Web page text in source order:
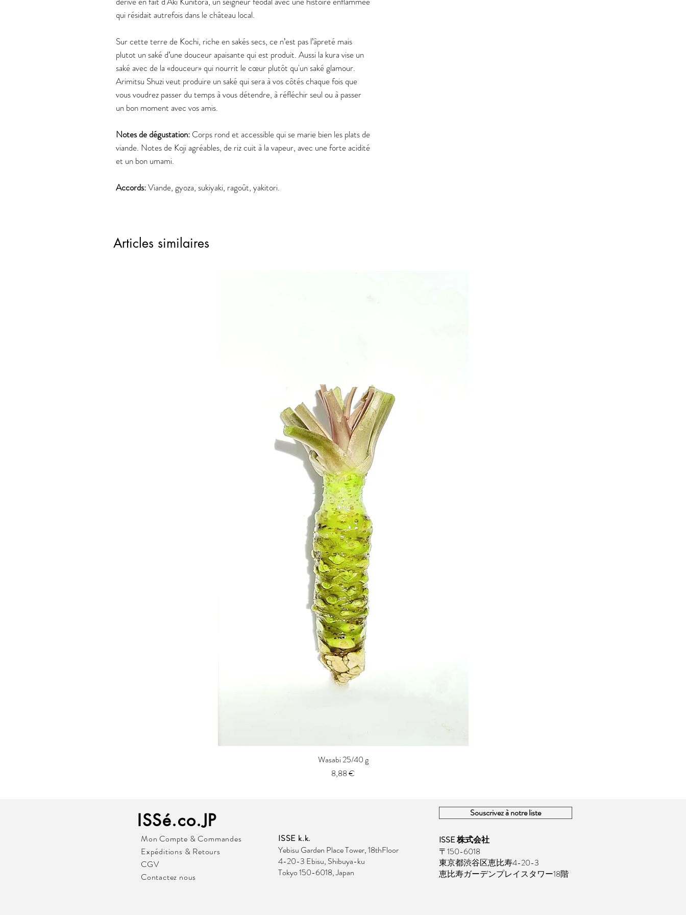
qui résidait autrefois dans le château local.
Sur cette terre de Kochi, riche en sakés secs, ce n’est pas l’âpreté mais
plutot un saké d’une douceur apaisante qui est produit. Aussi la kura vise un
saké avec de la «douceur» qui nourrit le cœur plutôt qu'un saké glamour.
Arimitsu Shuzi veut produire un saké qui sera à vos côtés chaque fois que
vous voudrez passer du temps à vous détendre, à réfléchir seul ou à passer
un bon moment avec vos amis.
Notes de dégustation: Corps rond et accessible qui se marie bien les plats de
viande. Notes de Koji agréables, de riz cuit à la vapeur, avec une forte acidité
et un bon umami.
Accords:Viande, gyoza, sukiyaki, ragoût, yakitori.
Articles similaires
Aperçu rapide
Wasabi 25/40 g
Prix
8,88 €
ISSé.co.JP
Mon Compte & Commandes
Expéditions & Retours
CGV
Contactez nous
Souscrivez à notre liste
ISSE k.k.
Yebisu Garden Place Tower, 18thFloor
4-20-3 Ebisu, Shibuya-ku
Tokyo 150-6018, Japan
ISSE 株式会社
〒150-6018
東京都渋谷区恵比寿4-20-3
恵比寿ガーデンプレイスタワー18階